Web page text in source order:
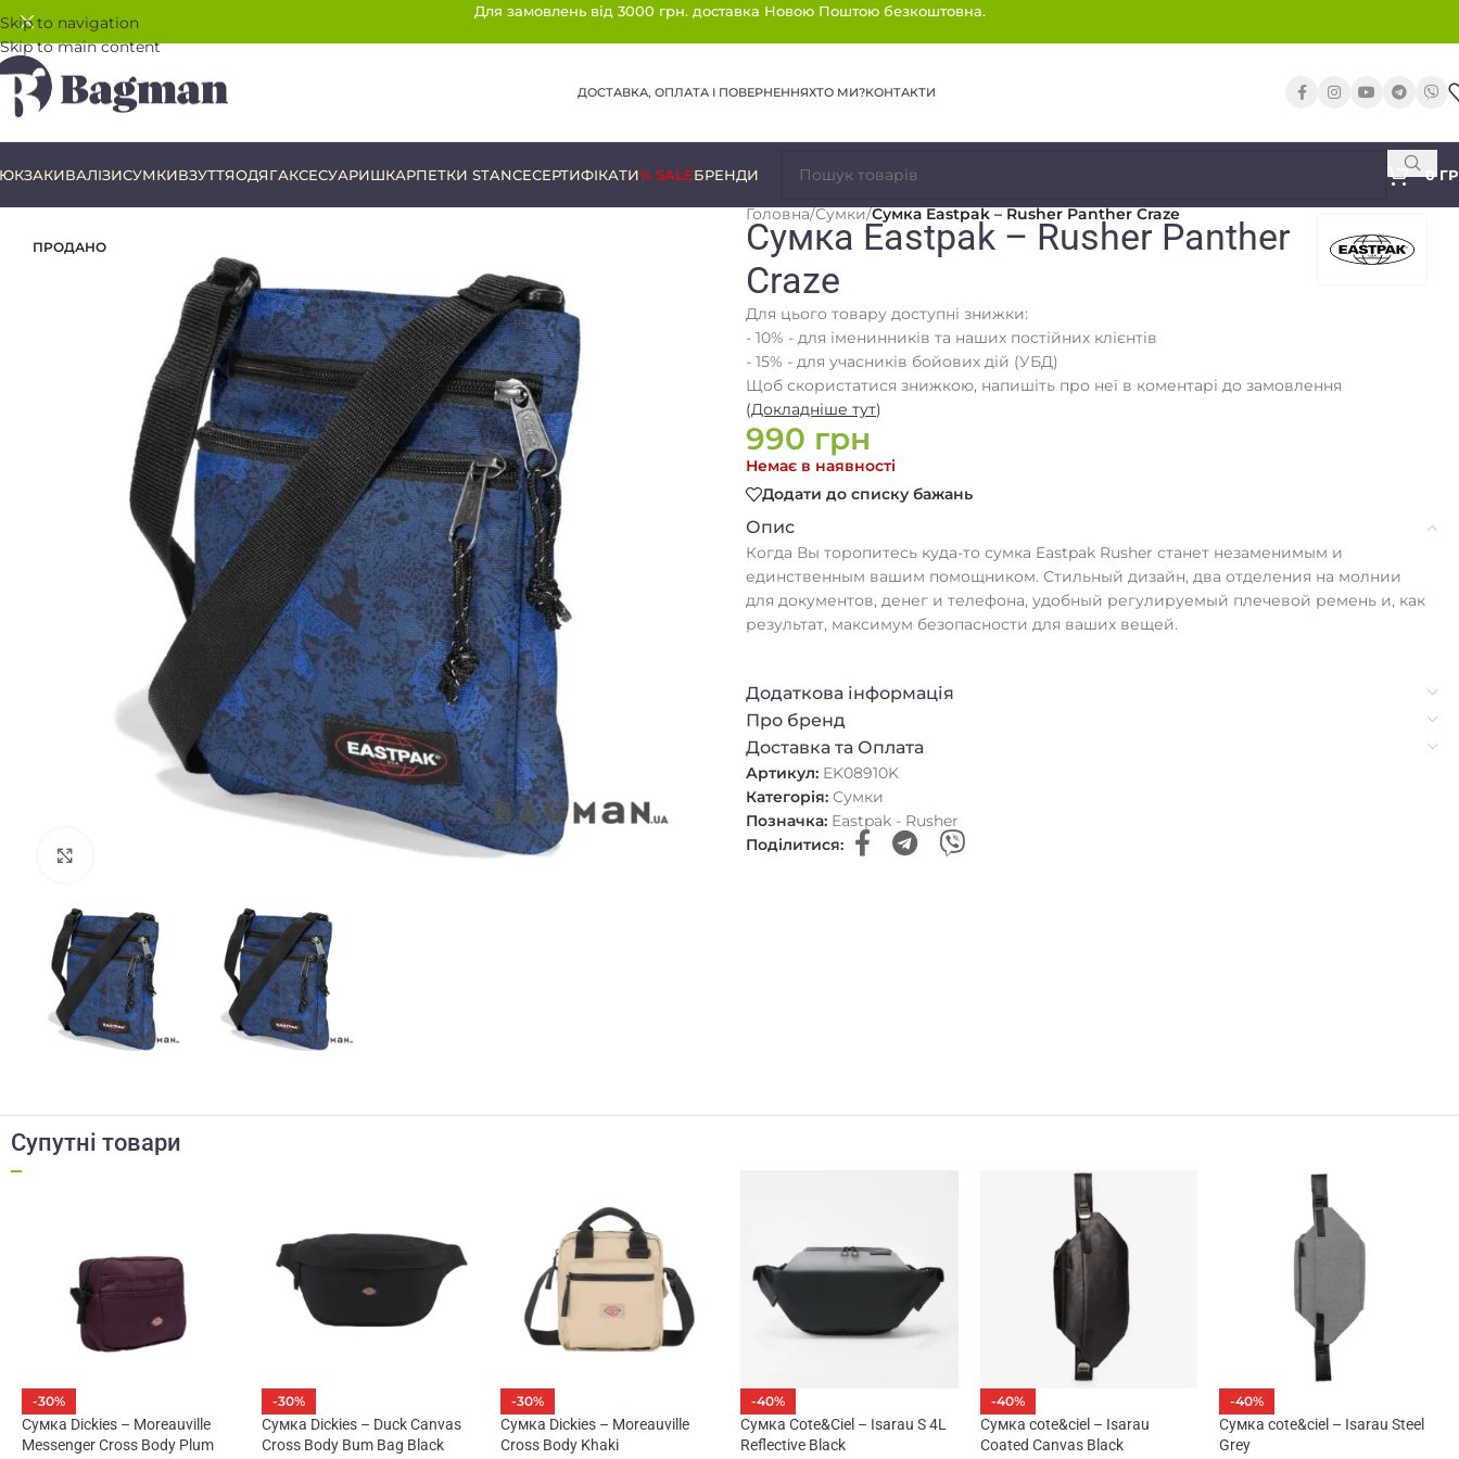
Skip to navigation
Skip to main content
Для замовлень від 3000 грн. доставка Новою Поштою безкоштовна.
ДОСТАВКА, ОПЛАТА І ПОВЕРНЕННЯХТО МИ?КОНТАКТИ
ВАЛІЗИСУМКИВЗУТТЯОДЯГАКСЕСУАРИШКАРПЕТКИ STANCEСЕРТИФІКАТИ% SALEБРЕНДИ 0
ПРОДАНО
Головна/Сумки/Сумка Eastpak – Rusher Panther Craze
Сумка Eastpak – Rusher Panther
Craze
Для цього товару доступні знижки:
- 10% - для іменинників та наших постійних клієнтів
- 15% - для учасників бойових дій (УБД)
Щоб скористатися знижкою, напишіть про неї в коментарі до замовлення
(Докладніше тут)
990 грн
Немає в наявності
Додати до списку бажань
Опис
Когда Вы торопитесь куда-то сумка Eastpak Rusher станет незаменимым и
единственным вашим помощником. Стильный дизайн, два отделения на молнии
для документов, денег и телефона, удобный регулируемый плечевой ремень и, как
результат, максимум безопасности для ваших вещей.
Додаткова інформація
Про бренд
Доставка та Оплата
Артикул: EK08910K
Категорія: Сумки
Позначка: Eastpak - Rusher
Поділитися:
Супутні товари
-30%
Сумка Dickies – Moreauville
Messenger Cross Body Plum
-30%
Сумка Dickies – Duck Canvas
Cross Body Bum Bag Black
-30%
Сумка Dickies – Moreauville
Cross Body Khaki
-40%
Сумка Cote&Ciel – Isarau S 4L
Reflective Black
-40%
Сумка cote&ciel – Isarau
Coated Canvas Black
-40%
Сумка cote&ciel – Isarau Steel
Grey